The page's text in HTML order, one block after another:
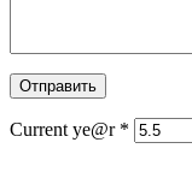
Current ye@r *